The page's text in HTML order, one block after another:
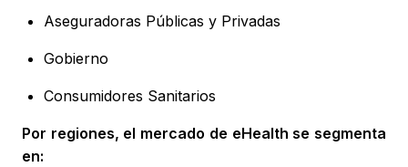
Aseguradoras Públicas y Privadas
Gobierno
Consumidores Sanitarios
Por regiones, el mercado de eHealth se segmenta
en: